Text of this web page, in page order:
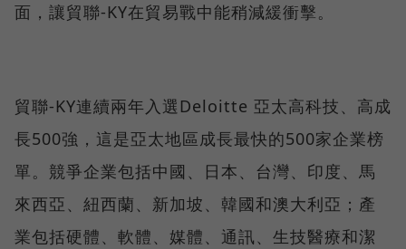
面，讓貿聯-KY在貿易戰中能稍減緩衝擊。
貿聯-KY連續兩年入選Deloitte 亞太高科技、高成
長500強，這是亞太地區成長最快的500家企業榜
單。競爭企業包括中國、日本、台灣、印度、馬
來西亞、紐西蘭、新加坡、韓國和澳大利亞；產
業包括硬體、軟體、媒體、通訊、生技醫療和潔